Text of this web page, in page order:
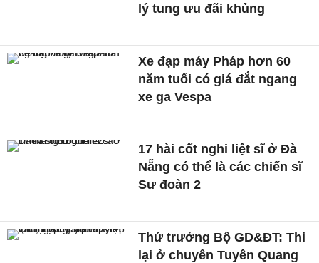
lý tung ưu đãi khủng
Xe đạp máy Pháp hơn 60
năm tuổi có giá đắt ngang
xe ga Vespa
17 hài cốt nghi liệt sĩ ở Đà
Nẵng có thể là các chiến sĩ
Sư đoàn 2
Thứ trưởng Bộ GD&ĐT: Thi
lại ở chuyên Tuyên Quang